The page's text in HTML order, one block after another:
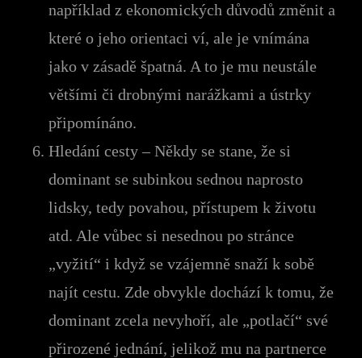
například z ekonomických důvodů změnit a
které o jeho orientaci ví, ale je vnímána
jako v zásadě špatná. A to je mu neustále
většími či drobnými narážkami a ústrky
připomínáno.
Hledání cesty – Někdy se stane, že si
dominant se subinkou sednou naprosto
lidsky, tedy povahou, přístupem k životu
atd. Ale vůbec si nesednou po stránce
„vyžití“ i když se vzájemně snaží k sobě
najít cestu. Zde obvykle dochází k tomu, že
dominant zcela nevyhoří, ale „potlačí“ své
přirozené jednání, jelikož mu na partnerce